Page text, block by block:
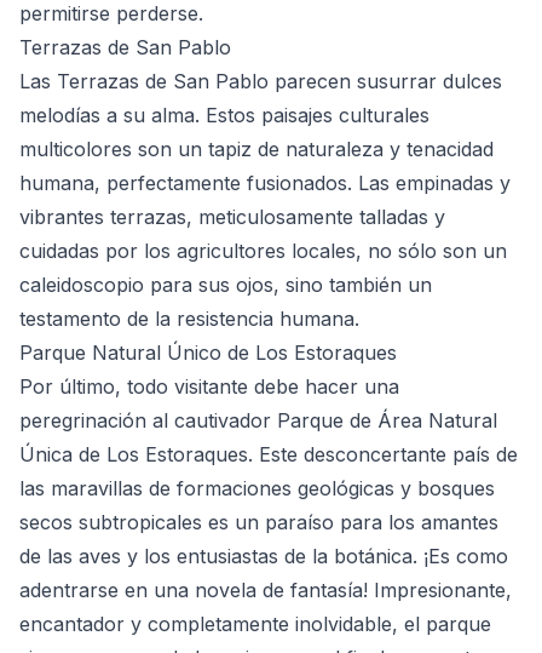
permitirse perderse.
Terrazas de San Pablo
Las Terrazas de San Pablo parecen susurrar dulces
melodías a su alma. Estos paisajes culturales
multicolores son un tapiz de naturaleza y tenacidad
humana, perfectamente fusionados. Las empinadas y
vibrantes terrazas, meticulosamente talladas y
cuidadas por los agricultores locales, no sólo son un
caleidoscopio para sus ojos, sino también un
testamento de la resistencia humana.
Parque Natural Único de Los Estoraques
Por último, todo visitante debe hacer una
peregrinación al cautivador Parque de Área Natural
Única de Los Estoraques. Este desconcertante país de
las maravillas de formaciones geológicas y bosques
secos subtropicales es un paraíso para los amantes
de las aves y los entusiastas de la botánica. ¡Es como
adentrarse en una novela de fantasía! Impresionante,
encantador y completamente inolvidable, el parque